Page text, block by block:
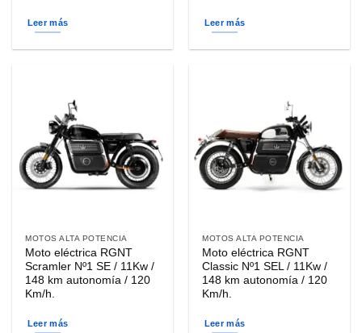
Leer más Leer más
MOTOS ALTA POTENCIA
Moto eléctrica RGNT
Scramler Nº1 SE / 11Kw /
148 km autonomía / 120
Km/h.
Leer más
MOTOS ALTA POTENCIA
Moto eléctrica RGNT
Classic Nº1 SEL / 11Kw /
148 km autonomía / 120
Km/h.
Leer más